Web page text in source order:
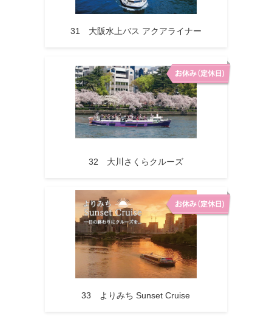
31 大阪水上バス アクアライナー
32 大川さくらクルーズ
33 よりみち Sunset Cruise